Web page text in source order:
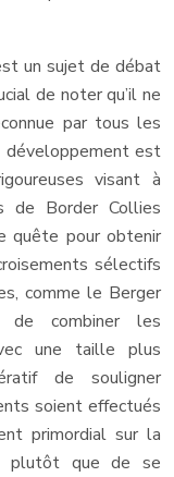
un sujet de débat
de noter qu’il ne
par tous les
développement est
visant à
de Border Collies
quête pour obtenir
sélectifs
comme le Berger
de combiner les
une taille plus
de souligner
soient effectués
primordial sur la
plutôt que de se